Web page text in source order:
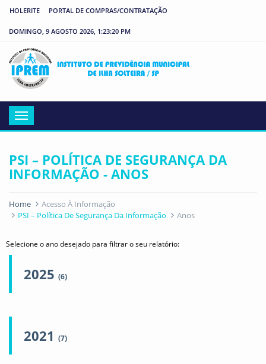
HOLERITE PORTAL DE COMPRAS/CONTRATAÇÃO
DOMINGO, 9 AGOSTO 2026, 1:23:20 PM
Menu
PSI – POLÍTICA DE SEGURANÇA DA
INFORMAÇÃO - ANOS
Home
Acesso À Informação
PSI – Política De Segurança Da Informação
Anos
Selecione o ano desejado para filtrar o seu relatório:
2025 (6)
2021 (7)